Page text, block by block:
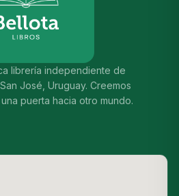
librería independiente de
José, Uruguay. Creemos
puerta hacia otro mundo.